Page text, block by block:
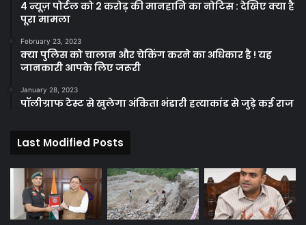
4 न्यूज़ पोर्टल को 2 करोड़ की मानहानि का नोटिस : देखिए क्या है
पूरा मामला
February 23, 2023
क्या पुलिस को चालान और चेकिंग करने का अधिकार है ! यह
जानकारी आपके लिए जरूरी
January 28, 2023
पॉलीग्राफ टेस्ट से खुलेगा अंकिता भंडारी हत्याकांड से जुड़े कई राज
Last Modified Posts